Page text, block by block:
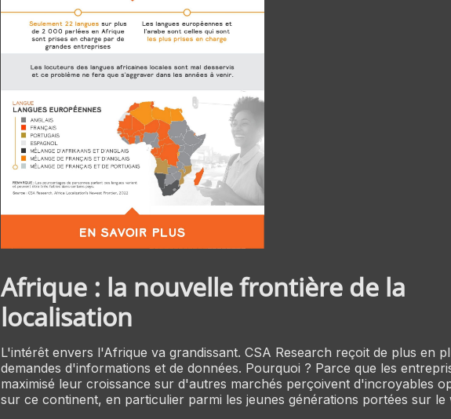
Afrique : la nouvelle frontière de la
localisation
L'intérêt envers l'Afrique va grandissant. CSA Research reçoit de plus en
demandes d'informations et de données. Pourquoi ? Parce que les
maximisé leur croissance sur d'autres marchés perçoivent d'incroyables
sur ce continent, en particulier parmi les jeunes générations portées sur le